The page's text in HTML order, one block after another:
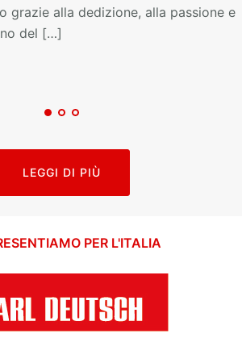
grazie alla dedizione, alla passione e
del […]
LEGGI DI PIÙ
PER L'ITALIA